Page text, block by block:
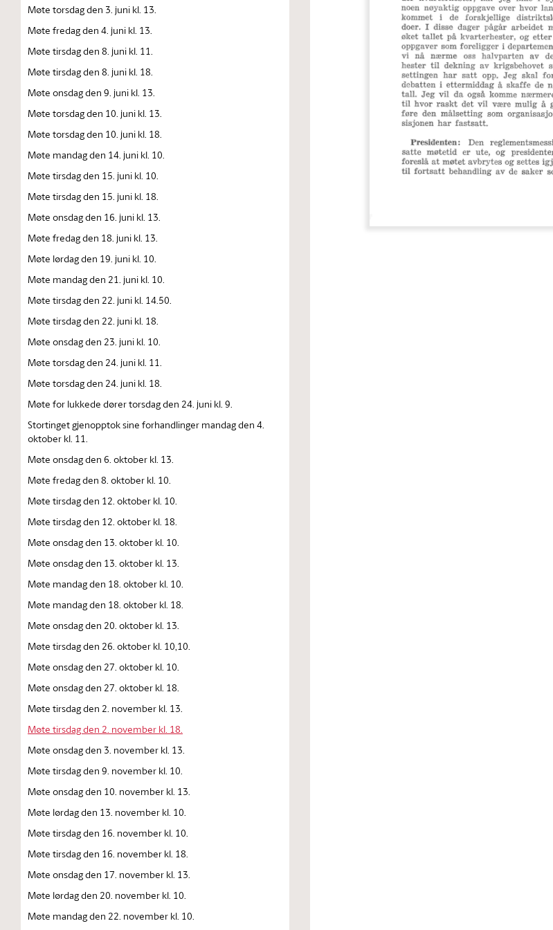
Møte torsdag den 3. juni kl. 13.
Møte fredag den 4. juni kl. 13.
Møte tirsdag den 8. juni kl. 11.
Møte tirsdag den 8. juni kl. 18.
Møte onsdag den 9. juni kl. 13.
Møte torsdag den 10. juni kl. 13.
Møte torsdag den 10. juni kl. 18.
Møte mandag den 14. juni kl. 10.
Møte tirsdag den 15. juni kl. 10.
Møte tirsdag den 15. juni kl. 18.
Møte onsdag den 16. juni kl. 13.
Møte fredag den 18. juni kl. 13.
Møte lørdag den 19. juni kl. 10.
Møte mandag den 21. juni kl. 10.
Møte tirsdag den 22. juni kl. 14.50.
Møte tirsdag den 22. juni kl. 18.
Møte onsdag den 23. juni kl. 10.
Møte torsdag den 24. juni kl. 11.
Møte torsdag den 24. juni kl. 18.
Møte for lukkede dører torsdag den 24. juni kl. 9.
Stortinget gjenopptok sine forhandlinger mandag den 4.
oktober kl. 11.
Møte onsdag den 6. oktober kl. 13.
Møte fredag den 8. oktober kl. 10.
Møte tirsdag den 12. oktober kl. 10.
Møte tirsdag den 12. oktober kl. 18.
Møte onsdag den 13. oktober kl. 10.
Møte onsdag den 13. oktober kl. 13.
Møte mandag den 18. oktober kl. 10.
Møte mandag den 18. oktober kl. 18.
Møte onsdag den 20. oktober kl. 13.
Møte tirsdag den 26. oktober kl. 10,10.
Møte onsdag den 27. oktober kl. 10.
Møte onsdag den 27. oktober kl. 18.
Møte tirsdag den 2. november kl. 13.
Møte tirsdag den 2. november kl. 18.
Møte onsdag den 3. november kl. 13.
Møte tirsdag den 9. november kl. 10.
Møte onsdag den 10. november kl. 13.
Møte lørdag den 13. november kl. 10.
Møte tirsdag den 16. november kl. 10.
Møte tirsdag den 16. november kl. 18.
Møte onsdag den 17. november kl. 13.
Møte lørdag den 20. november kl. 10.
Møte mandag den 22. november kl. 10.